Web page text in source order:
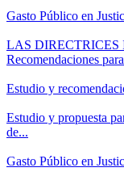
Gasto Público en
LAS
Recomendaciones
Estudio y
Estudio y propuesta
de...
Gasto Público en